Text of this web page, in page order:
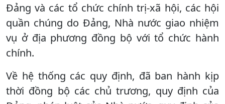
Đảng và các tổ chức chính trị-xã hội, các hội
quần chúng do Đảng, Nhà nước giao nhiệm
vụ ở địa phương đồng bộ với tổ chức hành
chính.
Về hệ thống các quy định, đã ban hành kịp
thời đồng bộ các chủ trương, quy định của